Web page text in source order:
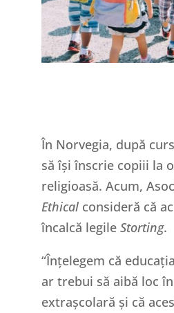
În Norvegia, după
să își înscrie copiii la
religioasă. Acum,
Ethicalconsideră că
încalcă legile Storting.
“Înțelegem că
ar trebui să aibă loc
extrașcolară și că